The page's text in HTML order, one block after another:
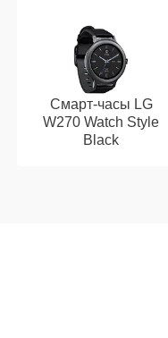
Смарт-часы LG
W270 Watch Style
Black